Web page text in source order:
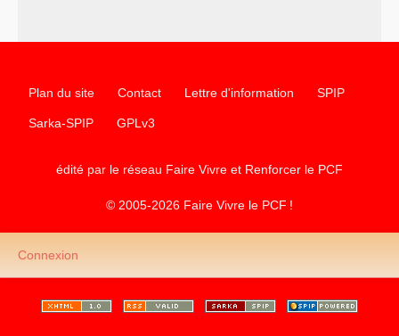
Plan du site Contact Lettre d'information SPIP
Sarka-SPIP GPLv3
édité par le réseau Faire Vivre et Renforcer le PCF
© 2005-2026 Faire Vivre le PCF !
Connexion